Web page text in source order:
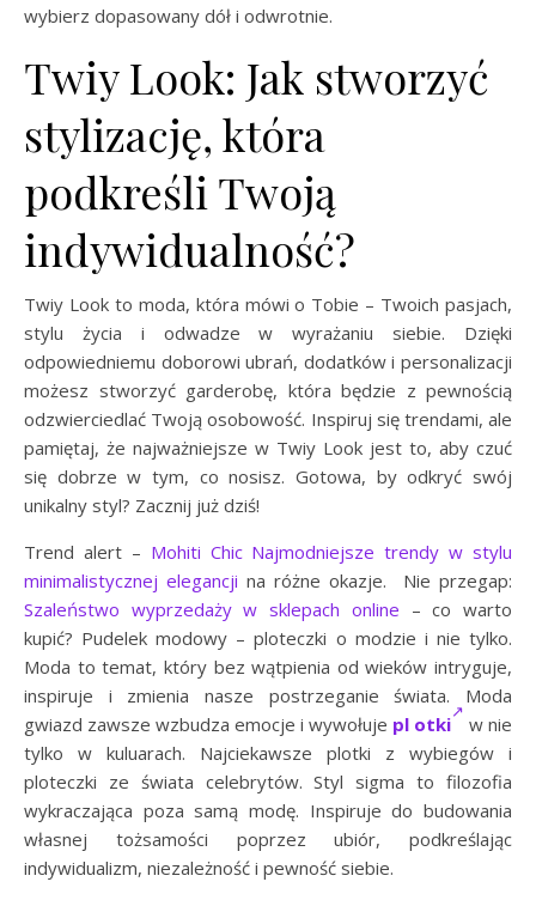
wybierz dopasowany dół i odwrotnie.
Twiy Look: Jak stworzyć
stylizację, która
podkreśli Twoją
indywidualność?
Twiy Look to moda, która mówi o Tobie – Twoich pasjach,
stylu życia i odwadze w wyrażaniu siebie. Dzięki
odpowiedniemu doborowi ubrań, dodatków i personalizacji
możesz stworzyć garderobę, która będzie z pewnością
odzwierciedlać Twoją osobowość. Inspiruj się trendami, ale
pamiętaj, że najważniejsze w Twiy Look jest to, aby czuć
się dobrze w tym, co nosisz. Gotowa, by odkryć swój
unikalny styl? Zacznij już dziś!
Trend alert – Mohiti Chic Najmodniejsze trendy w stylu
minimalistycznej elegancji na różne okazje. Nie przegap:
Szaleństwo wyprzedaży w sklepach online – co warto
kupić? Pudelek modowy – ploteczki o modzie i nie tylko.
Moda to temat, który bez wątpienia od wieków intryguje,
inspiruje i zmienia nasze postrzeganie świata. Moda
gwiazd zawsze wzbudza emocje i wywołuje pl otki
w nie
tylko w kuluarach. Najciekawsze plotki z wybiegów i
ploteczki ze świata celebrytów. Styl sigma to filozofia
wykraczająca poza samą modę. Inspiruje do budowania
własnej tożsamości poprzez ubiór, podkreślając
indywidualizm, niezależność i pewność siebie.